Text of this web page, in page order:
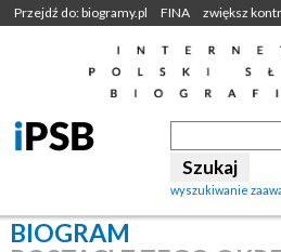
Przejdź do: biogramy.pl FINA zwiększ
wyszukiwanie
BIOGRAM